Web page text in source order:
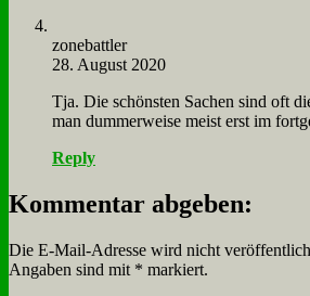
zone­batt­ler
28. August 2020
Tja. Die schön­sten Sa­chen sind oft
man dum­mer­wei­se meist erst im
Reply
Kommentar abgeben:
Die E-Mail-Adresse wird nicht
Angaben sind mit * markiert.